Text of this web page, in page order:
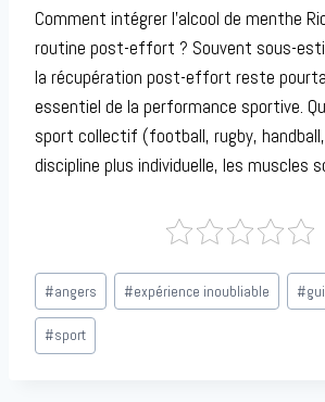
Comment intégrer l’alcool de menthe
routine post-effort ? Souvent sous-
la récupération post-effort reste
essentiel de la performance sportive.
sport collectif (football, rugby,
discipline plus individuelle, les muscles
Étiquettes
de
la
#angers #expérience inoubliable #
#sport